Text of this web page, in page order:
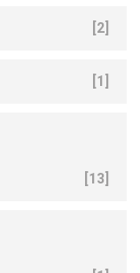
[2]
[1]
[13]